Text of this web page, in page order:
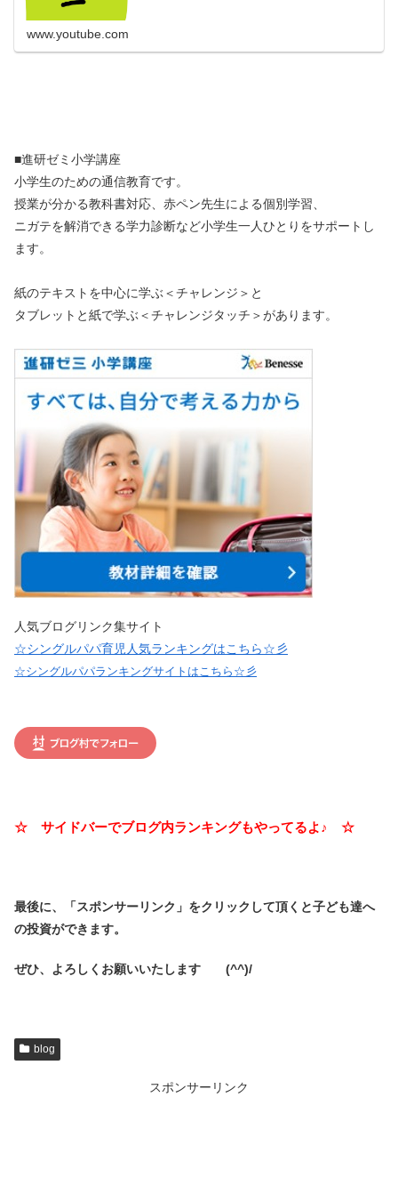
www.youtube.com
■進研ゼミ小学講座
小学生のための通信教育です。
授業が分かる教科書対応、赤ペン先生による個別学習、
ニガテを解消できる学力診断など小学生一人ひとりをサポートし
ます。
紙のテキストを中心に学ぶ＜チャレンジ＞と
タブレットと紙で学ぶ＜チャレンジタッチ＞があります。
人気ブログリンク集サイト
☆シングルパパ育児人気ランキングはこちら☆彡
☆シングルパパランキングサイトはこちら☆彡
☆ サイドバーでブログ内ランキングもやってるよ♪ ☆
最後に、「スポンサーリンク」をクリックして頂くと子ども達へ
の投資ができます。
ぜひ、よろしくお願いいたします (^^)/
blog
スポンサーリンク